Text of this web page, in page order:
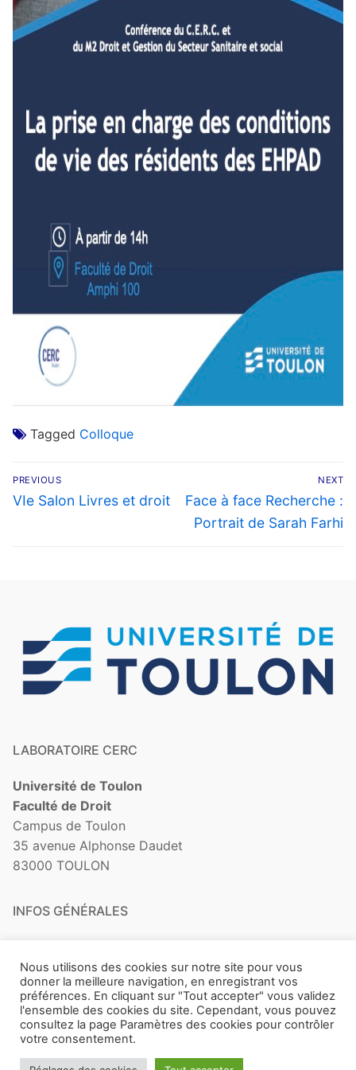
Tagged Colloque
Navigation
de
PREVIOUS
Previous
VIe Salon Livres et droit
NEXT
Next
post:
Face à face Recherche :
Portrait de Sarah Farhi
LABORATOIRE CERC
Université de Toulon
Faculté de Droit
Campus de Toulon
35 avenue Alphonse Daudet
83000 TOULON
INFOS GÉNÉRALES
Mentions légales
Copyright © 2026 Laboratoire CERC –Université de Toulon
Nous utilisons des cookies sur notre site pour vous
donner la meilleure navigation, en enregistrant vos
préférences. En cliquant sur "Tout accepter" vous validez
l'ensemble des cookies du site. Cependant, vous pouvez
consultez la page Paramètres des cookies pour contrôler
votre consentement.